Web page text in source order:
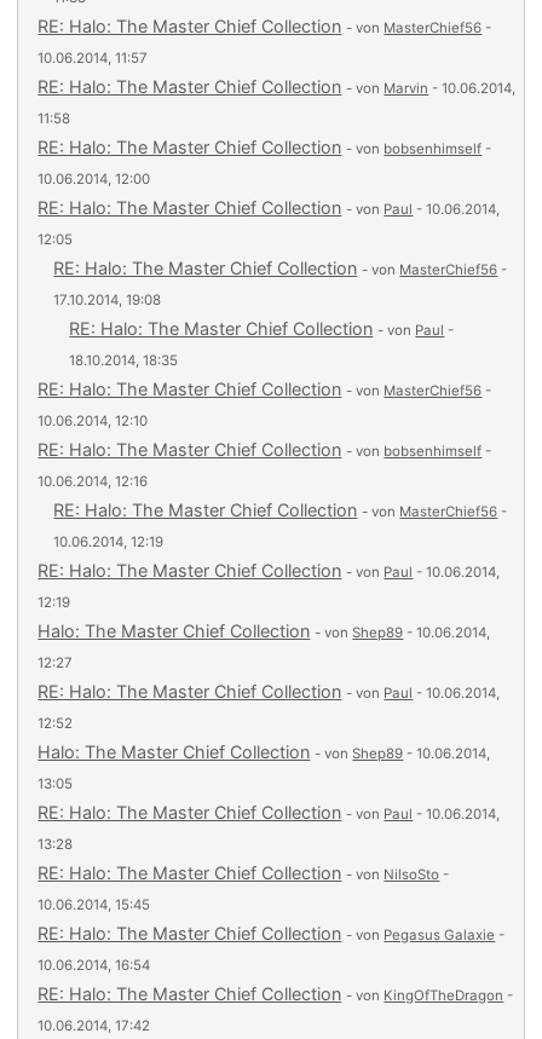
RE: Halo: The Master Chief Collection - von MasterChief56 -
10.06.2014, 11:57
RE: Halo: The Master Chief Collection - von Marvin - 10.06.2014,
11:58
RE: Halo: The Master Chief Collection - von bobsenhimself -
10.06.2014, 12:00
RE: Halo: The Master Chief Collection - von Paul - 10.06.2014,
12:05
RE: Halo: The Master Chief Collection - von MasterChief56 -
17.10.2014, 19:08
RE: Halo: The Master Chief Collection - von Paul -
18.10.2014, 18:35
RE: Halo: The Master Chief Collection - von MasterChief56 -
10.06.2014, 12:10
RE: Halo: The Master Chief Collection - von bobsenhimself -
10.06.2014, 12:16
RE: Halo: The Master Chief Collection - von MasterChief56 -
10.06.2014, 12:19
RE: Halo: The Master Chief Collection - von Paul - 10.06.2014,
12:19
Halo: The Master Chief Collection - vonShep89 - 10.06.2014,
12:27
RE: Halo: The Master Chief Collection - von Paul - 10.06.2014,
12:52
Halo: The Master Chief Collection - vonShep89 - 10.06.2014,
13:05
RE: Halo: The Master Chief Collection - von Paul - 10.06.2014,
13:28
RE: Halo: The Master Chief Collection - von NilsoSto -
10.06.2014, 15:45
RE: Halo: The Master Chief Collection - von Pegasus Galaxie -
10.06.2014, 16:54
RE: Halo: The Master Chief Collection - von KingOfTheDragon -
10.06.2014, 17:42